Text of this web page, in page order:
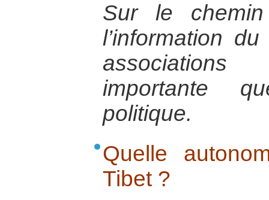
Sur le
l’information
importante
politique.
Quelle
Tibet ?